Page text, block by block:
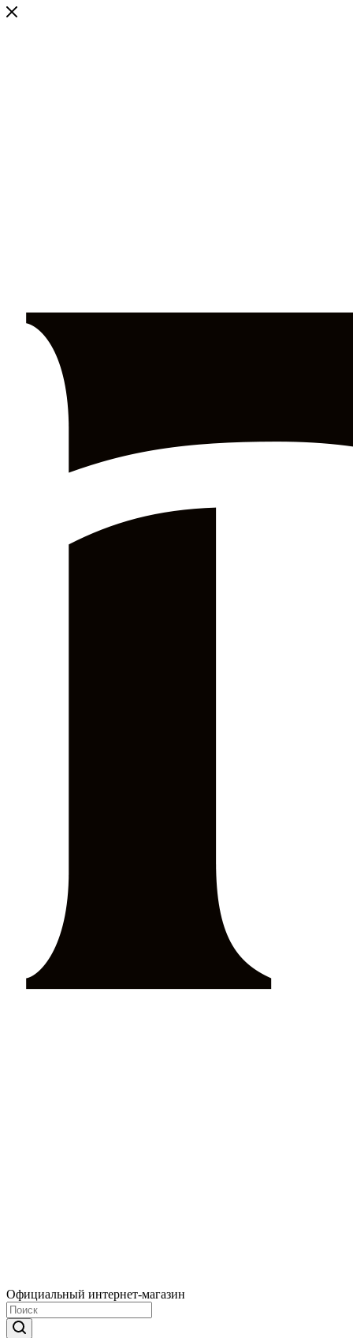
Официальный интернет-магазин